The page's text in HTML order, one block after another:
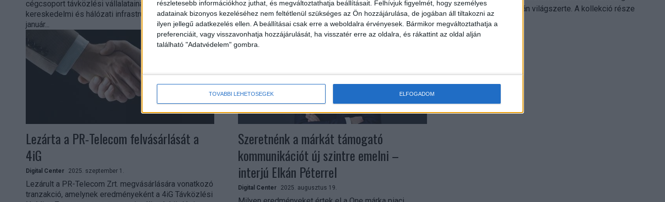
részletesebb információkhoz juthat, és megváltoztathatja beállításait. Felhívjuk figyelmét, hogy személyes
adatainak bizonyos kezeléséhez nem feltétlenül szükséges az Ön hozzájárulása, de jogában áll tiltakozni az
ilyen jellegű adatkezelés ellen. A beállításai csak erre a weboldalra érvényesek. Bármikor megváltoztathatja a
preferenciáit, vagy visszavonhatja hozzájárulását, ha visszatér erre az oldalra, és rákattint az oldal alján
található "Adatvédelem" gombra.
TOVÁBBI LEHETŐSÉGEK ELFOGADOM
cégcsoport távközlési vállalatainak átalakítása volt
kereskedelmi és hálózati infrastruktúra cégekre. 2025.
január...
ezzel még nagyobb lendületet adva a szervezet
digitalizációjának és esélyteremtési programjainak. A
4iG...
Lezárta a PR-Telecom felvásárlását a
4iG
Digital Center 2025. szeptember 1.
Lezárult a PR-Telecom Zrt. megvásárlására vonatkozó
tranzakció, amelynek eredményeként a 4iG Távközlési
Szeretnénk a márkát támogató
kommunikációt új szintre emelni –
interjú Elkán Péterrel
Digital Center 2025. augusztus 19.
Electronics platformján világszerte. A kollekció része
Leonardo...